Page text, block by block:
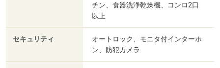
チン、食器洗浄乾燥機、コンロ2口
以上
セキュリティ
オートロック、モニタ付インターホ
ン、防犯カメラ